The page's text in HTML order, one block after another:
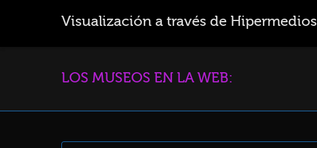
Visualización a través de Hipermedios
LOS MUSEOS EN LA WEB: